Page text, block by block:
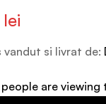
lei
vandut si livrat de:
people are viewing